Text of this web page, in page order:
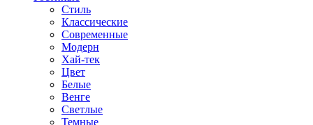
Стиль
Классические
Современные
Модерн
Хай-тек
Цвет
Белые
Венге
Светлые
Темные